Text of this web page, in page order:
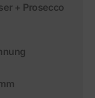
+ Prosecco